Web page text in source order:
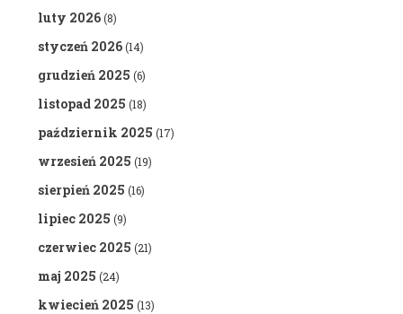
luty 2026(8)
styczeń 2026(14)
grudzień 2025 (6)
listopad 2025 (18)
październik 2025 (17)
wrzesień 2025 (19)
sierpień 2025 (16)
lipiec 2025 (9)
czerwiec 2025 (21)
maj 2025 (24)
kwiecień 2025 (13)